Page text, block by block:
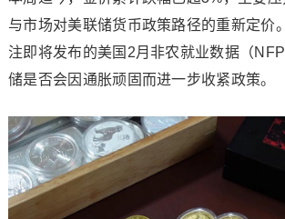
与市场对美联储货币政策路径的重新定价
注即将发布的美国2月非农就业数据（
储是否会因通胀顽固而进一步收紧政策。